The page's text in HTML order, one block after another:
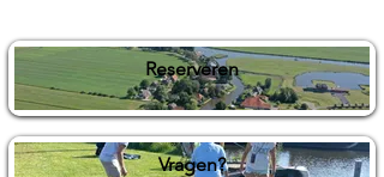
Reserveren
Vragen?